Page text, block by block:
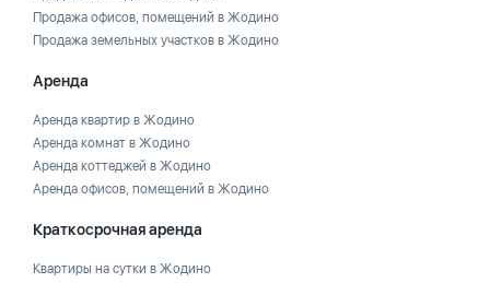
Продажа офисов, помещений в Жодино
Продажа земельных участков в Жодино
Аренда
Аренда квартир в Жодино
Аренда комнат в Жодино
Аренда коттеджей в Жодино
Аренда офисов, помещений в Жодино
Краткосрочная аренда
Квартиры на сутки в Жодино